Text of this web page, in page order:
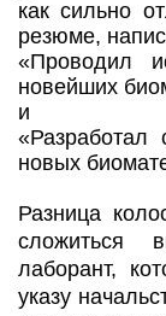
как сильно
резюме,
«Проводил
новейших
и
«Разработал
новых
Разница
сложиться
лаборант,
указу